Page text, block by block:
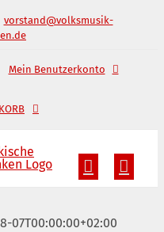
vorstand@volksmusik-
Mein Benutzerkonto
07T00:00:00+02:00